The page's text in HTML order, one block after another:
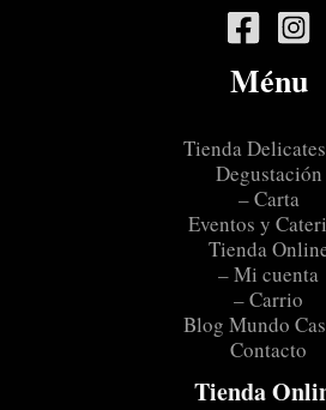
Ménu
Tienda
Degustación
– Carta
Eventos y
Tienda
– Mi cuenta
– Carrio
Blog Mundo
Contacto
Tienda